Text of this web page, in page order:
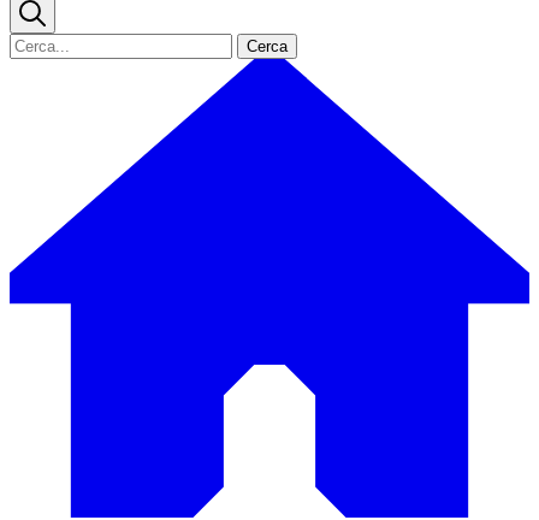
Cerca